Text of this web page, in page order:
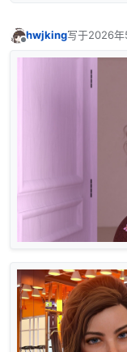
hwjking写于2026
最后由 编辑